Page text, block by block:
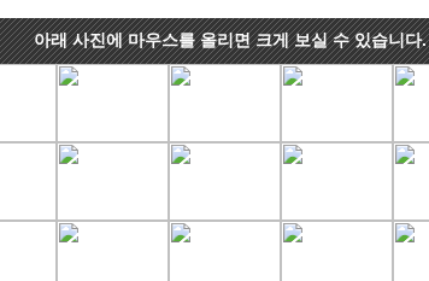
아래 사진에 마우스를 올리면 크게 보실 수 있습니다.